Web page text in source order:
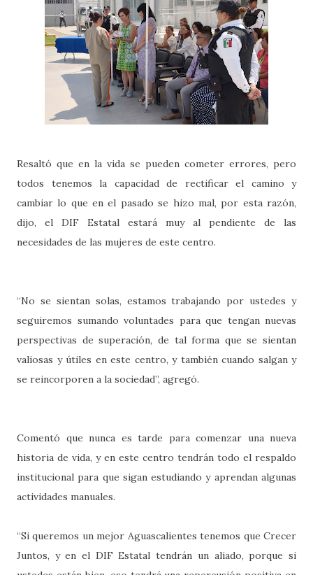
Resaltó que en la vida se pueden cometer errores, pero
todos tenemos la capacidad de rectificar el camino y
cambiar lo que en el pasado se hizo mal, por esta razón,
dijo, el DIF Estatal estará muy al pendiente de las
necesidades de las mujeres de este centro.
“No se sientan solas, estamos trabajando por ustedes y
seguiremos sumando voluntades para que tengan nuevas
perspectivas de superación, de tal forma que se sientan
valiosas y útiles en este centro, y también cuando salgan y
se reincorporen a la sociedad”, agregó.
Comentó que nunca es tarde para comenzar una nueva
historia de vida, y en este centro tendrán todo el respaldo
institucional para que sigan estudiando y aprendan algunas
actividades manuales.
“Si queremos un mejor Aguascalientes tenemos que Crecer
Juntos, y en el DIF Estatal tendrán un aliado, porque si